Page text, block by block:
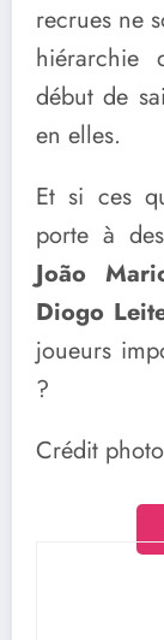
recrues ne
hiérarchie
début de
en elles.
Et si ces
porte à
João
Diogo
joueurs
?
Crédit